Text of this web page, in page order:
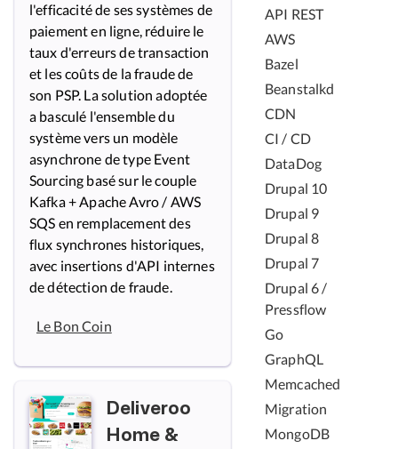
l'efficacité de ses systèmes de
paiement en ligne, réduire le
taux d'erreurs de transaction
et les coûts de la fraude de
son PSP. La solution adoptée
a basculé l'ensemble du
système vers un modèle
asynchrone de type Event
Sourcing basé sur le couple
Kafka + Apache Avro / AWS
SQS en remplacement des
flux synchrones historiques,
avec insertions d'API internes
de détection de fraude.
Le Bon Coin
Deliveroo
Home &
API REST
AWS
Bazel
Beanstalkd
CDN
CI / CD
DataDog
Drupal 10
Drupal 9
Drupal 8
Drupal 7
Drupal 6 /
Pressflow
Go
GraphQL
Memcached
Migration
MongoDB